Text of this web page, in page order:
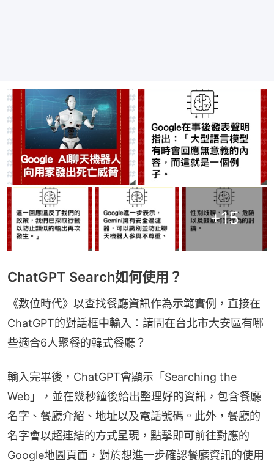
+15
ChatGPT Search如何使用？
《數位時代》以查找餐廳資訊作為示範實例，直接在
ChatGPT的對話框中輸入：請問在台北市大安區有哪
些適合6人聚餐的韓式餐廳？
輸入完畢後，ChatGPT會顯示「Searching the
Web」，並在幾秒鐘後給出整理好的資訊，包含餐廳
名字、餐廳介紹、地址以及電話號碼。此外，餐廳的
名字會以超連結的方式呈現，點擊即可前往對應的
Google地圖頁面，對於想進一步確認餐廳資訊的使用